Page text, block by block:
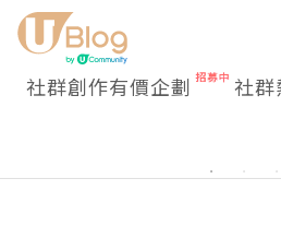
社群創作有價企劃 社